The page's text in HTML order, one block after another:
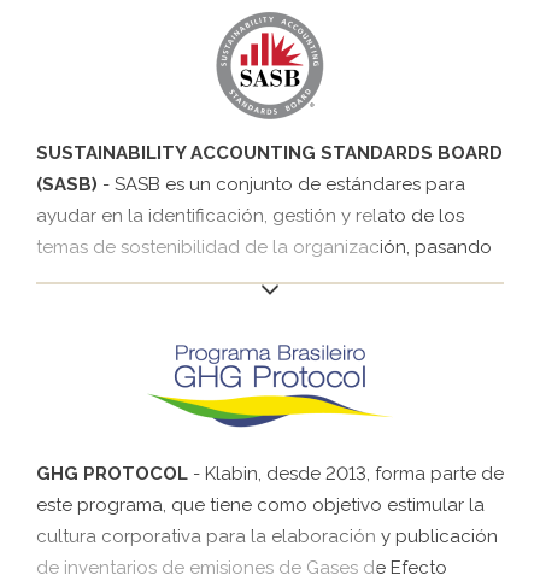
Childhood Brasil y al Instituto Ethos el 2016. Está
formado por seis compromisos, que tratan temas
relativos a las condiciones de trabajo de camionero,
campañas de sensibilización, apoyo a proyectos y
monitoreo de prácticas.
SUSTAINABILITY ACCOUNTING STANDARDS BOARD
(SASB) - SASB es un conjunto de estándares para
ayudar en la identificación, gestión y relato de los
temas de sostenibilidad de la organización, pasando
por temas ambientales, sociales y de gobierno que
principal son las grandes empresas y los
inversionistas. El 2020, Klabin pasó a relatar los
indicadores SASB recomendados para los sectores
de embalajes, papel y celulosa y forestal.
GHG PROTOCOL - Klabin, desde 2013, forma parte de
este programa, que tiene como objetivo estimular la
cultura corporativa para la elaboración y publicación
de inventarios de emisiones de Gases de Efecto